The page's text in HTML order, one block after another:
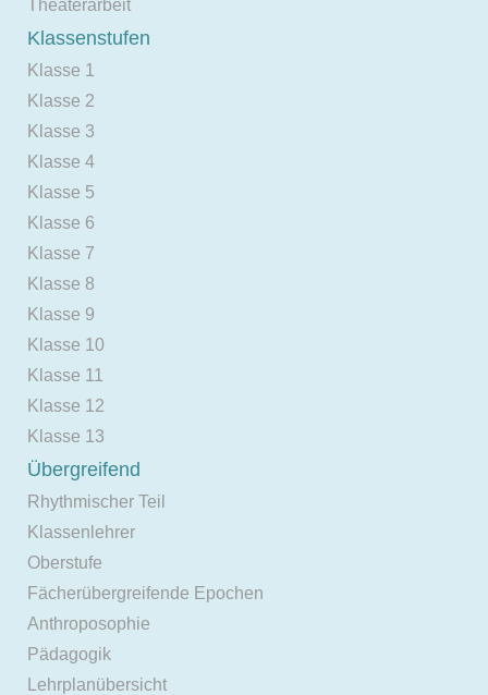
Theaterarbeit
Klassenstufen
Klasse 1
Klasse 2
Klasse 3
Klasse 4
Klasse 5
Klasse 6
Klasse 7
Klasse 8
Klasse 9
Klasse 10
Klasse 11
Klasse 12
Klasse 13
Übergreifend
Rhythmischer Teil
Klassenlehrer
Oberstufe
Fächerübergreifende Epochen
Anthroposophie
Pädagogik
Lehrplanübersicht